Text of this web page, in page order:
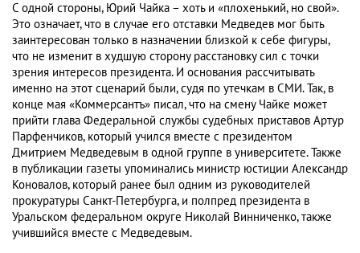
С одной стороны, Юрий Чайка – хоть и «плохенький, но свой».
Это означает, что в случае его отставки Медведев мог быть
заинтересован только в назначении близкой к себе фигуры,
что не изменит в худшую сторону расстановку сил с точки
зрения интересов президента. И основания рассчитывать
именно на этот сценарий были, судя по утечкам в СМИ. Так, в
конце мая «Коммерсантъ» писал, что на смену Чайке может
прийти глава Федеральной службы судебных приставов Артур
Парфенчиков, который учился вместе с президентом
Дмитрием Медведевым в одной группе в университете. Также
в публикации газеты упоминались министр юстиции Александр
Коновалов, который ранее был одним из руководителей
прокуратуры Санкт-Петербурга, и полпред президента в
Уральском федеральном округе Николай Винниченко, также
учившийся вместе с Медведевым.